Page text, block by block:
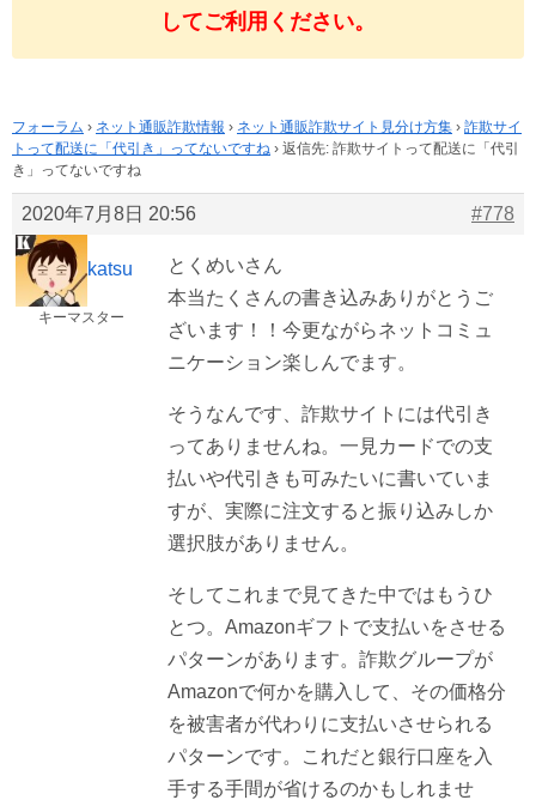
してご利用ください。
フォーラム › ネット通販詐欺情報 › ネット通販詐欺サイト見分け方集 › 詐欺サイ
トって配送に「代引き」ってないですね › 返信先: 詐欺サイトって配送に「代引
き」ってないですね
2020年7月8日 20:56 #778
katsu
キーマスター
とくめいさん
本当たくさんの書き込みありがとうご
ざいます！！今更ながらネットコミュ
ニケーション楽しんでます。
そうなんです、詐欺サイトには代引き
ってありませんね。一見カードでの支
払いや代引きも可みたいに書いていま
すが、実際に注文すると振り込みしか
選択肢がありません。
そしてこれまで見てきた中ではもうひ
とつ。Amazonギフトで支払いをさせる
パターンがあります。詐欺グループが
Amazonで何かを購入して、その価格分
を被害者が代わりに支払いさせられる
パターンです。これだと銀行口座を入
手する手間が省けるのかもしれませ